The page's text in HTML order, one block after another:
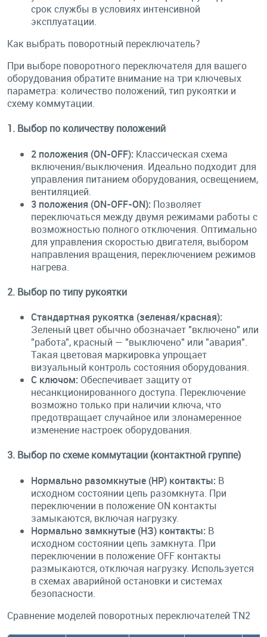
срок службы в условиях интенсивной
эксплуатации.
Как выбрать поворотный переключатель?
При выборе поворотного переключателя для вашего
оборудования обратите внимание на три ключевых
параметра: количество положений, тип рукоятки и
схему коммутации.
1. Выбор по количеству положений
2 положения (ON-OFF): Классическая схема
включения/выключения. Идеально подходит для
управления питанием оборудования, освещением,
вентиляцией.
3 положения (ON-OFF-ON): Позволяет
переключаться между двумя режимами работы с
возможностью полного отключения. Оптимально
для управления скоростью двигателя, выбором
направления вращения, переключением режимов
нагрева.
2. Выбор по типу рукоятки
Стандартная рукоятка (зеленая/красная):
Зеленый цвет обычно обозначает "включено" или
"работа", красный — "выключено" или "авария".
Такая цветовая маркировка упрощает
визуальный контроль состояния оборудования.
С ключом: Обеспечивает защиту от
несанкционированного доступа. Переключение
возможно только при наличии ключа, что
предотвращает случайное или злонамеренное
изменение настроек оборудования.
3. Выбор по схеме коммутации (контактной группе)
Нормально разомкнутые (НР) контакты: В
исходном состоянии цепь разомкнута. При
переключении в положение ON контакты
замыкаются, включая нагрузку.
Нормально замкнутые (НЗ) контакты: В
исходном состоянии цепь замкнута. При
переключении в положение OFF контакты
размыкаются, отключая нагрузку. Используется
в схемах аварийной остановки и системах
безопасности.
Сравнение моделей поворотных переключателей TN2